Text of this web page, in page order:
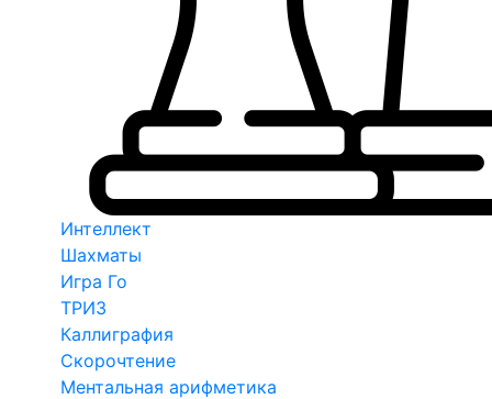
Интеллект
Шахматы
Игра Го
ТРИЗ
Каллиграфия
Скорочтение
Ментальная арифметика